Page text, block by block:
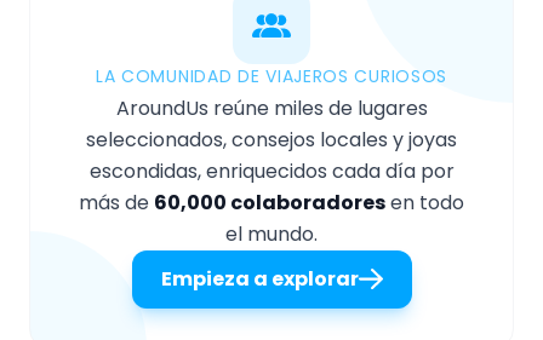
LA COMUNIDAD DE VIAJEROS CURIOSOS
AroundUs reúne miles de lugares
seleccionados, consejos locales y joyas
escondidas, enriquecidos cada día por
más de 60,000 colaboradoresen todo
el mundo.
Empieza a explorar